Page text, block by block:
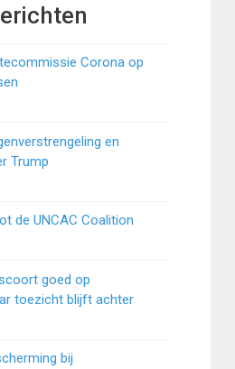
Corona op
en
Trump
de UNCAC Coalition
goed op
toezicht blijft achter
bij